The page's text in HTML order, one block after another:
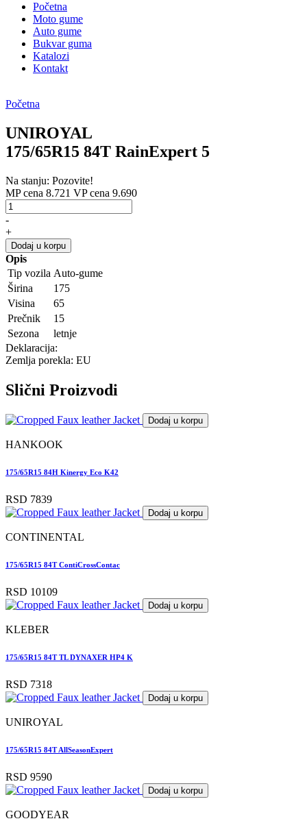
Početna
Moto gume
Auto gume
Bukvar guma
Katalozi
Kontakt
Početna
UNIROYAL
175/65R15 84T RainExpert 5
Na stanju: Pozovite!
MP cena 8.721 VP cena 9.690
-
+
Dodaj u korpu
Opis
Tip vozila Auto-gume
Širina
175
Visina
65
Prečnik
15
Sezona
letnje
Deklaracija:
Zemlja porekla: EU
Slični Proizvodi
Dodaj u korpu
HANKOOK
175/65R15 84H Kinergy Eco K42
RSD 7839
Dodaj u korpu
CONTINENTAL
175/65R15 84T ContiCrossContac
RSD 10109
Dodaj u korpu
KLEBER
175/65R15 84T TL DYNAXER HP4 K
RSD 7318
Dodaj u korpu
UNIROYAL
175/65R15 84T AllSeasonExpert
RSD 9590
Dodaj u korpu
GOODYEAR